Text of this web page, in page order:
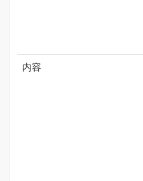
内容